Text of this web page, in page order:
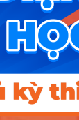
ĐĂNG KÝ NGAY